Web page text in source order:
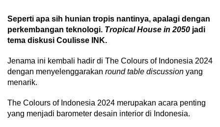
Seperti apa sih hunian tropis nantinya, apalagi dengan
perkembangan teknologi. Tropical House in 2050 jadi
tema diskusi Coulisse INK.
Jenama ini kembali hadir di The Colours of Indonesia 2024
dengan menyelenggarakan round table discussion yang
menarik.
The Colours of Indonesia 2024 merupakan acara penting
yang menjadi barometer desain interior di Indonesia.